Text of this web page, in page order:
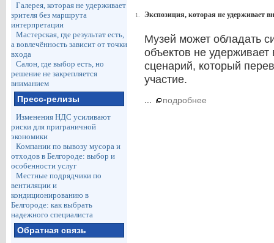
Галерея, которая не удерживает
зрителя без маршрута
интерпретации
Мастерская, где результат есть,
а вовлечённость зависит от точки
входа
Салон, где выбор есть, но
решение не закрепляется
вниманием
Пресс-релизы
Изменения НДС усиливают
риски для приграничной
экономики
Компании по вывозу мусора и
отходов в Белгороде: выбор и
особенности услуг
Местные подрядчики по
вентиляции и
кондиционированию в
Белгороде: как выбрать
надежного специалиста
Обратная связь
1. Экспозиция, которая не удерживает
Музей может обладать
объектов не удерживает
сценарий, который
участие.
... подробнее